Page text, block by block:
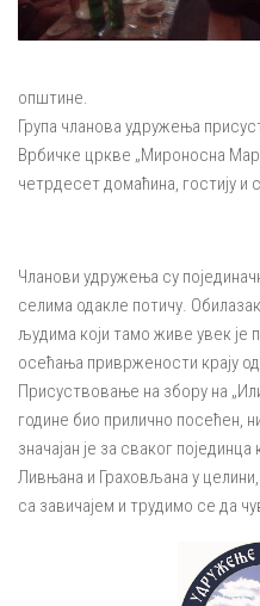
општине.
Група чланова удружења
Врбичке цркве „Мироносна
четрдесет домаћина, гостију и
Чланови удружења су
селима одакле потичу.
људима који тамо живе увек је
осећања привржености крају
Присуствовање на збору на
године био прилично посећен,
значајан је за сваког
Ливњана и Граховљана у
са завичајем и трудимо се да